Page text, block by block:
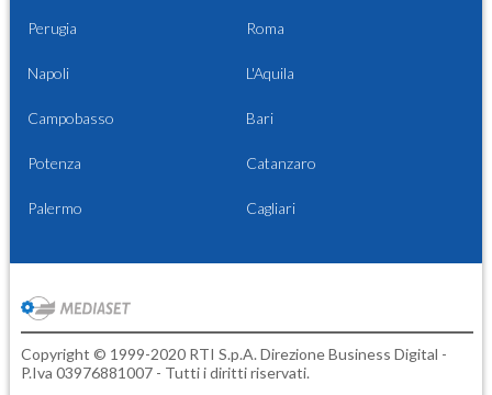
Perugia Roma
Napoli L'Aquila
Campobasso Bari
Potenza Catanzaro
Palermo Cagliari
Copyright © 1999-2020 RTI S.p.A. Direzione Business Digital -
P.Iva 03976881007 - Tutti i diritti riservati.